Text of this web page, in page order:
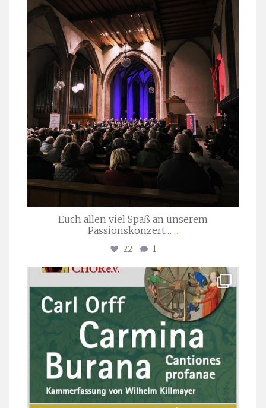
stuttgarter_oratorienchor
März 24
Euch allen viel Spaß an unserem
Passionskonzert… ...
22 1
stuttgarter_oratorienchor
Juli 22